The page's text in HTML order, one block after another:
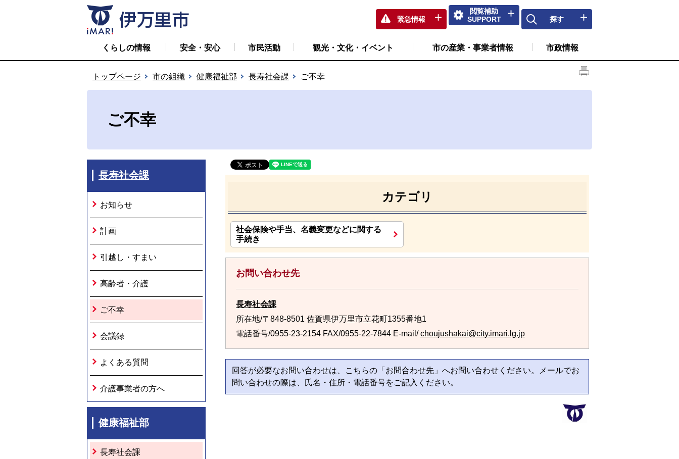
緊急情報
閲覧補助
SUPPORT
探す
くらしの情報 安全・安心 市民活動 観光・文化・イベント 市の産業・事業者情報 市政情報
トップページ 市の組織 健康福祉部 長寿社会課 ご不幸
ご不幸
長寿社会課
お知らせ
計画
引越し・すまい
高齢者・介護
ご不幸
会議録
よくある質問
介護事業者の方へ
健康福祉部
長寿社会課
カテゴリ
社会保険や手当、名義変更などに関する
手続き
お問い合わせ先
長寿社会課
所在地/〒848-8501 佐賀県伊万里市立花町1355番地1
電話番号/0955-23-2154 FAX/0955-22-7844 E-mail/choujushakai@city.imari.lg.jp
回答が必要なお問い合わせは、こちらの「お問合わせ先」へお問い合わせください。メールでお
問い合わせの際は、氏名・住所・電話番号をご記入ください。